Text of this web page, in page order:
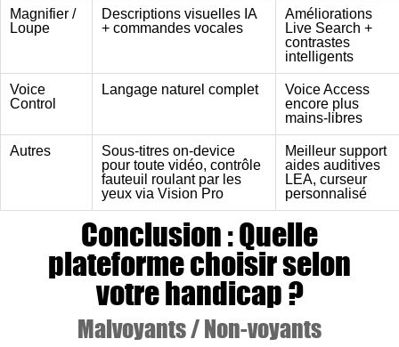
Magnifier /
Loupe
Descriptions visuelles IA
+ commandes vocales
Améliorations
Live Search +
contrastes
intelligents
Voice
Control
Langage naturel complet
Voice Access
encore plus
mains-libres
Autres
Sous-titres on-device
pour toute vidéo, contrôle
fauteuil roulant par les
yeux via Vision Pro
Meilleur support
aides auditives
LEA, curseur
personnalisé
Conclusion : Quelle
plateforme choisir selon
votre handicap ?
Malvoyants / Non-voyants